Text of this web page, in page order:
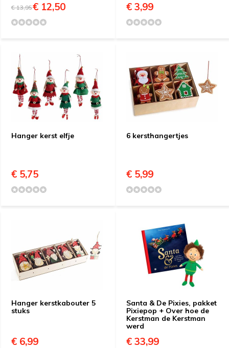
€ 13,95€ 12,50 € 3,99
Hanger kerst elfje
€ 5,75
6 kersthangertjes
€ 5,99
Hanger kerstkabouter 5
stuks
€ 6,99
Santa & De Pixies, pakket
Pixiepop + Over hoe de
Kerstman de Kerstman
werd
€ 33,99